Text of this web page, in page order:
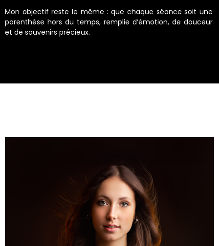
Mon objectif reste le même : que chaque séance soit une
parenthèse hors du temps, remplie d’émotion, de douceur
et de souvenirs précieux.